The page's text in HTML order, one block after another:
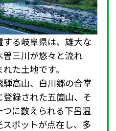
る岐阜県は、雄大な
三川が悠々と流れ
た土地です。
高山、白川郷の合掌
録された五箇山、そ
に数えられる下呂温
ポットが点在し、多